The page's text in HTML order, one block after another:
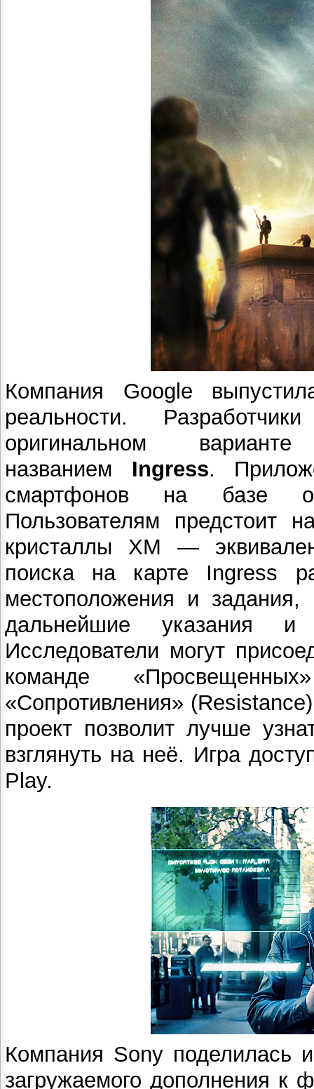
Компания Google
реальности.
оригинальном
названием Ingress.
смартфонов на базе
Пользователям предстоит
кристаллы XM —
поиска на карте Ingress
местоположения и
дальнейшие указания и
Исследователи могут
команде
«Сопротивления»
проект позволит лучше
взглянуть на неё. Игра
Play.
Компания Sony поделилась
загружаемого дополнения к